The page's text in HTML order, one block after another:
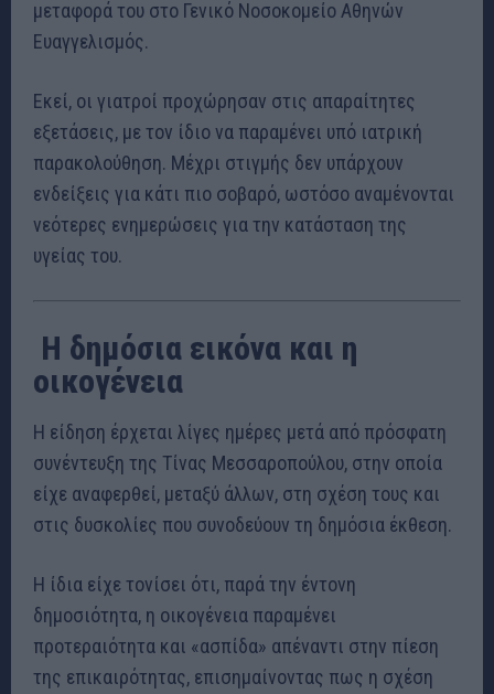
μεταφορά του στο Γενικό Νοσοκομείο Αθηνών
Ευαγγελισμός.
Εκεί, οι γιατροί προχώρησαν στις απαραίτητες
εξετάσεις, με τον ίδιο να παραμένει υπό ιατρική
παρακολούθηση. Μέχρι στιγμής δεν υπάρχουν
ενδείξεις για κάτι πιο σοβαρό, ωστόσο αναμένονται
νεότερες ενημερώσεις για την κατάσταση της
υγείας του.
‍‍‍ Η δημόσια εικόνα και η
οικογένεια
Η είδηση έρχεται λίγες ημέρες μετά από πρόσφατη
συνέντευξη της Τίνας Μεσσαροπούλου, στην οποία
είχε αναφερθεί, μεταξύ άλλων, στη σχέση τους και
στις δυσκολίες που συνοδεύουν τη δημόσια έκθεση.
Η ίδια είχε τονίσει ότι, παρά την έντονη
δημοσιότητα, η οικογένεια παραμένει
προτεραιότητα και «ασπίδα» απέναντι στην πίεση
της επικαιρότητας, επισημαίνοντας πως η σχέση